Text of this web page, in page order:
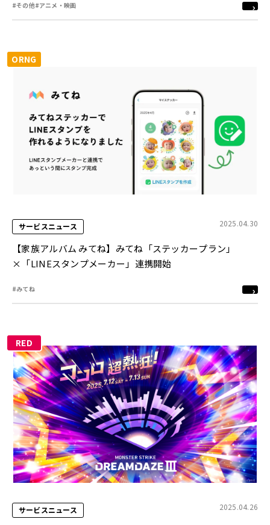
#その他#アニメ・映画
ORNG
サービスニュース 2025.04.30
【家族アルバム みてね】みてね「ステッカープラン」
×「LINEスタンプメーカー」連携開始
#みてね
RED
サービスニュース 2025.04.26